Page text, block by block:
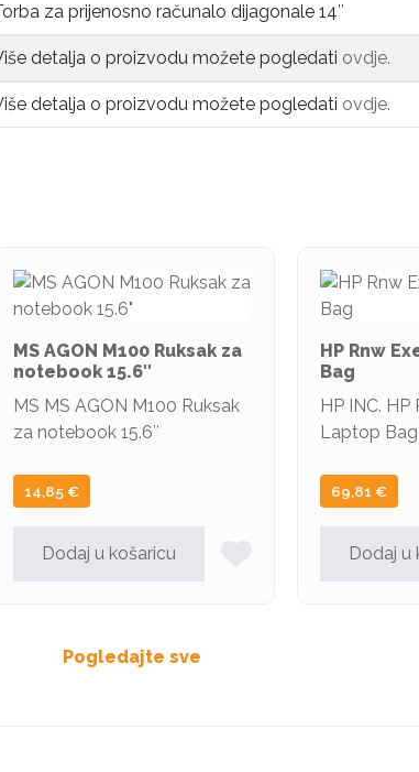
za prijenosno računalo dijagonale 14″
detalja o proizvodu možete pogledati ovdje.
detalja o proizvodu možete pogledati ovdje.
MS AGON M100 Ruksak za
notebook 15.6″
MS MS AGON M100 Ruksak
za notebook 15.6″
14,85 €
Dodaj u košaricu
HP Rnw
Bag
HP INC. HP
Laptop Bag
69,81 €
Dodaj u
Pogledajte sve